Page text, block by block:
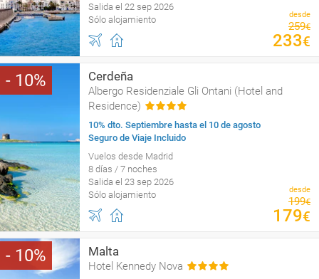
Salida el 22 sep 2026
Sólo alojamiento
desde
259€
233€
10 Cerdeña
Albergo Residenziale Gli Ontani (Hotel and
Residence)
10% dto. Septiembre hasta el 10 de agosto
Seguro de Viaje Incluido
Vuelos desde Madrid
8 días / 7 noches
Salida el 23 sep 2026
Sólo alojamiento
desde
199€
179€
10 Malta
Hotel Kennedy Nova